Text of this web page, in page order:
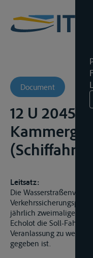
Document
12 U 2045/
Leitsatz:
Die
jährlich zweimaliges
Echolot die Soll-
Veranlassung zu
gegeben ist.